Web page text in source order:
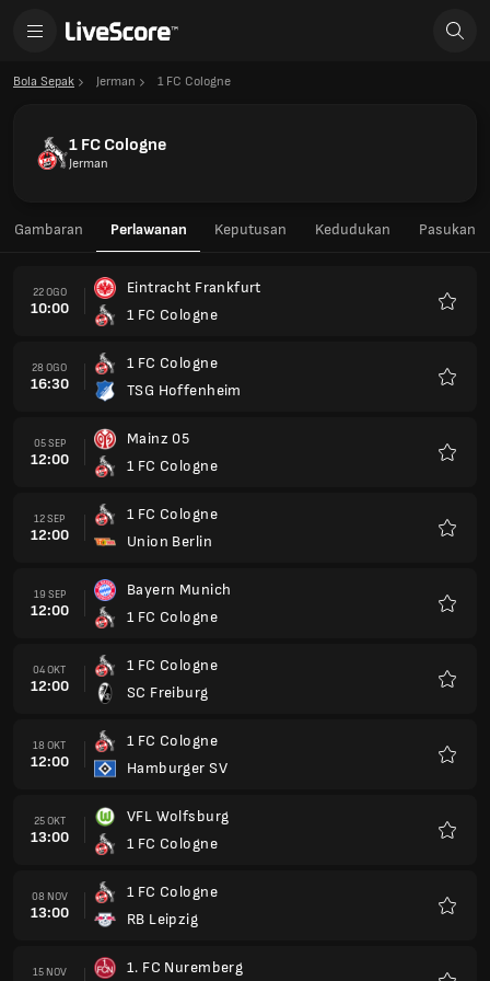
Bola Sepak Jerman 1 FC Cologne
1 FC Cologne
Jerman
Gambaran Perlawanan Keputusan Kedudukan Pasukan
22 OGO
10:00
Eintracht Frankfurt
1 FC Cologne
28 OGO
16:30
1 FC Cologne
TSG Hoffenheim
05 SEP
12:00
Mainz 05
1 FC Cologne
12 SEP
12:00
1 FC Cologne
Union Berlin
19 SEP
12:00
Bayern Munich
1 FC Cologne
04 OKT
12:00
1 FC Cologne
SC Freiburg
18 OKT
12:00
1 FC Cologne
Hamburger SV
25 OKT
13:00
VFL Wolfsburg
1 FC Cologne
08 NOV
13:00
1 FC Cologne
RB Leipzig
15 NOV
1. FC Nuremberg